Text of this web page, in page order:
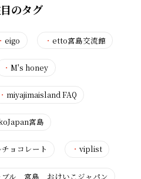
のタグ
・eigo ・ etto宮島交流館
・M's honey
・miyajimaisland FAQ
宮島
ョコレート ・viplist
ブル 宮島 おけいこジャパン